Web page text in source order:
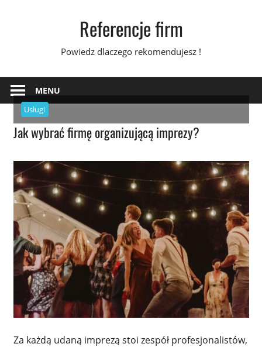
Referencje firm
Powiedz dlaczego rekomendujesz !
MENU
Usługi
Jak wybrać firmę organizującą imprezy?
Za każdą udaną imprezą stoi zespół profesjonalistów,